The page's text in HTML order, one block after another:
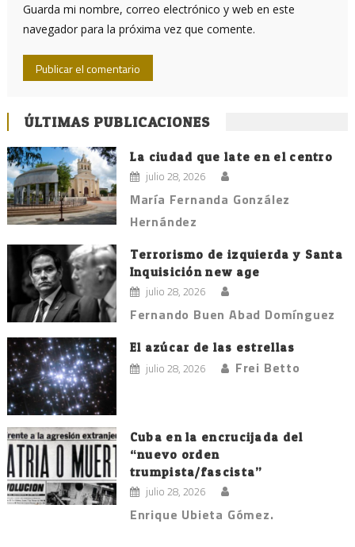
Guarda mi nombre, correo electrónico y web en este
navegador para la próxima vez que comente.
ÚLTIMAS PUBLICACIONES
La ciudad que late en el centro
julio 28, 2026
María Fernanda González
Hernández
Terrorismo de izquierda y Santa
Inquisición new age
julio 28, 2026
Fernando Buen Abad Domínguez
El azúcar de las estrellas
julio 28, 2026 Frei Betto
Cuba en la encrucijada del
“nuevo orden
trumpista/fascista”
julio 28, 2026
Enrique Ubieta Gómez.